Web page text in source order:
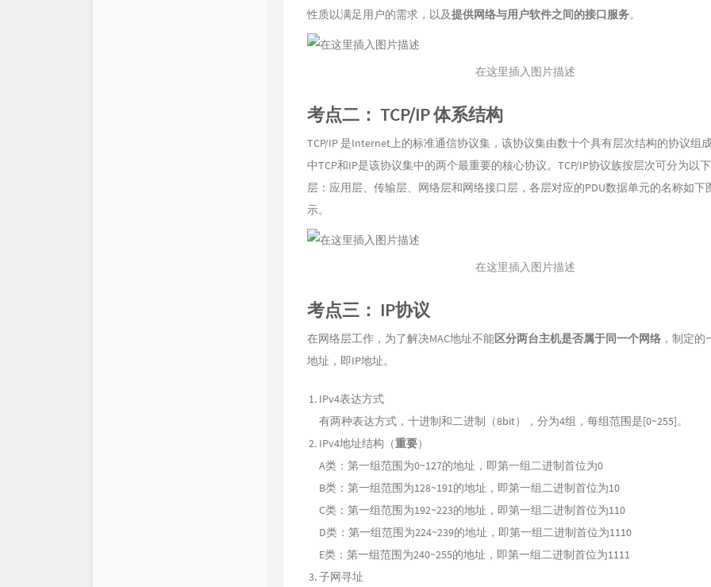
性质以满足用户的需求，以及提供网络与用户软件之间的接口服务。
在这里插入图片描述
考点二： TCP/IP 体系结构
TCP/IP 是Internet上的标准通信协议集，该协议集由数十个具有层次结构的协议组
中TCP和IP是该协议集中的两个最重要的核心协议。TCP/IP协议族按层次可分为以
层：应用层、传输层、网络层和网络接口层，各层对应的PDU数据单元的名称如下
示。
在这里插入图片描述
考点三： IP协议
在网络层工作，为了解决MAC地址不能区分两台主机是否属于同一个网络 ，制定的
地址，即IP地址。
IPv4表达方式
有两种表达方式，十进制和二进制（8bit），分为4组，每组范围是[0~255]。
IPv4地址结构（重要）
A类：第一组范围为0~127的地址，即第一组二进制首位为0
B类：第一组范围为128~191的地址，即第一组二进制首位为10
C类：第一组范围为192~223的地址，即第一组二进制首位为110
D类：第一组范围为224~239的地址，即第一组二进制首位为1110
E类：第一组范围为240~255的地址，即第一组二进制首位为1111
子网寻址